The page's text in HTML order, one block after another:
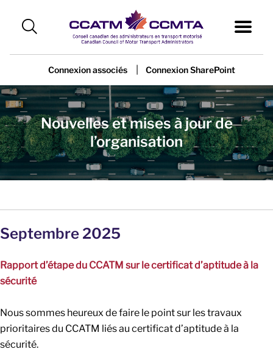
Connexion associés Connexion SharePoint
Nouvelles et mises à jour de
l’organisation
Septembre 2025
Rapport d’étape du CCATM sur le certificat d’aptitude à la
sécurité
Nous sommes heureux de faire le point sur les travaux
prioritaires du CCATM liés au certificat d’aptitude à la
sécurité.